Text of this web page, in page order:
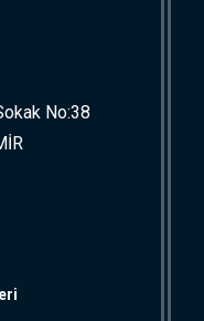
No:38